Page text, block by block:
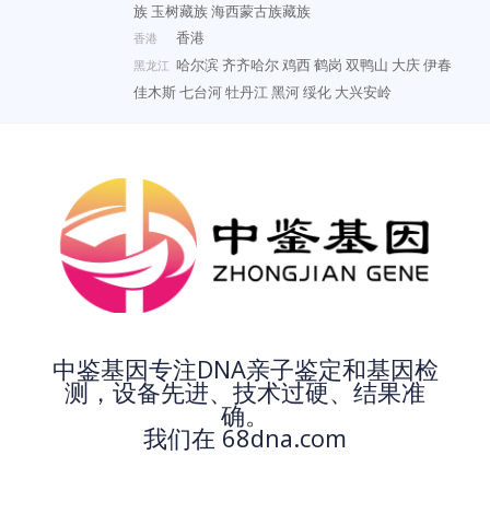
族 玉树藏族海西蒙古族藏族
香港 香港
黑龙江 哈尔滨齐齐哈尔鸡西鹤岗 双鸭山 大庆伊春
佳木斯七台河牡丹江黑河绥化 大兴安岭
中鉴基因专注DNA亲子鉴定和基因检
测，设备先进、技术过硬、结果准
确。
我们在 68dna.com